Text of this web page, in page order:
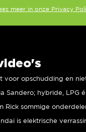
meer in onze Privacy
is elektrische